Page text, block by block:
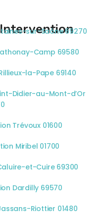
sur-Saône 69270
Camp 69580
la-Pape 69140
Didier-au-Mont-d’Or
Trévoux 01600
Miribel 01700
et-Cuire 69300
Dardilly 69570
Riottier 01480